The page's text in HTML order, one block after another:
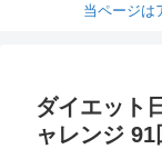
当ページは
ダイエット
ャレンジ